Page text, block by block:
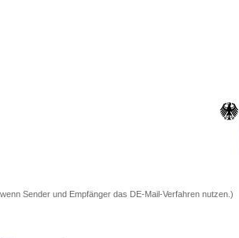
Sender und Empfänger das DE-Mail-Verfahren nutzen.)